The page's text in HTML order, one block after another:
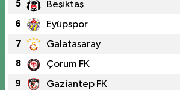
5 Beşiktaş
6 Eyüpspor
7 Galatasaray
8 Çorum FK
9 Gaziantep FK